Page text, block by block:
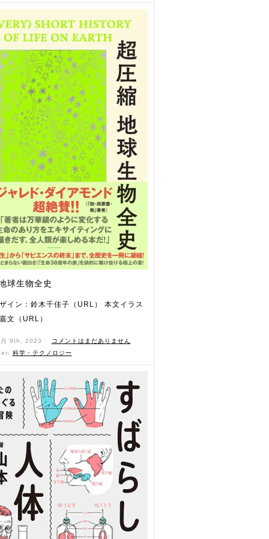
球生物全史
イン：鈴木千佳子（URL） 本文イラス
文（URL）
9th, 2023 ˑ
コメントはまだありません
科学・テクノロジー